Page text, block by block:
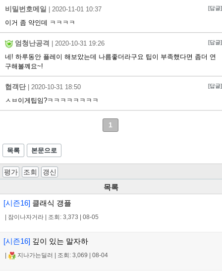
비밀번호메일 2020-11-01 10:37 [답글]
이거 좀 약인데 ㅋㅋㅋㅋ
엄청난공격 2020-10-31 19:26 [답글]
네! 하루동안 플레이 해보았는데 나름좋더라구요 팁이 부족했다면 좀더 연
구해볼꼐요~!
협객단| 2020-10-31 18:50 [답글]
ㅅㅂ이게팁임?ㅋㅋㅋㅋㅋㅋㅋㅋ
1
목록 본문으로
평가 조회 갱신
목록
[시즌16] 클래식 갱플
잠이나자거라 조회: 3,373 08-05
[시즌16] 깊이 있는 말자하
지나가는딜러 조회: 3,069 08-04